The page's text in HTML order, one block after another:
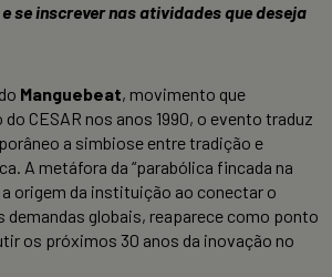
se inscrever nas atividades que deseja
Manguebeat, movimento que
CESAR nos anos 1990, o evento traduz
a simbiose entre tradição e
A metáfora da “parabólica fincada na
a origem da instituição ao conectar o
demandas globais, reaparece como ponto
os próximos 30 anos da inovação no